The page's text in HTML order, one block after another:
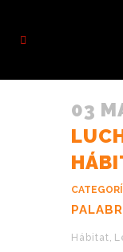
03
Hábitat,